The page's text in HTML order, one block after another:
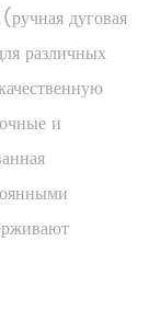
дуговая
различных
и